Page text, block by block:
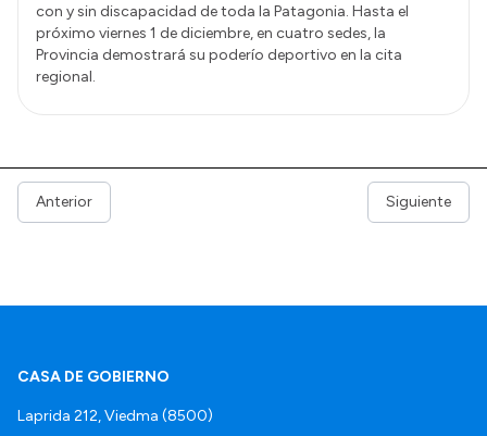
con y sin discapacidad de toda la Patagonia. Hasta el
próximo viernes 1 de diciembre, en cuatro sedes, la
Provincia demostrará su poderío deportivo en la cita
regional.
Anterior Siguiente
CASA DE GOBIERNO
Laprida 212, Viedma (8500)